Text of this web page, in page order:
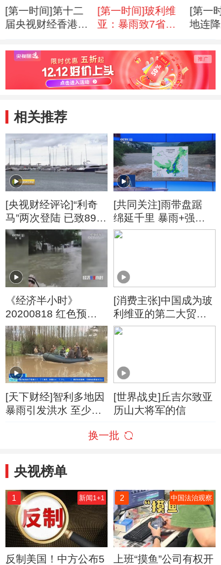
[第一时间]第十二
届央视财经香港论
展的内生动力”
[第一时间]玻利维
亚：暴雨致7省受
[第一
地连
相关推荐
[央视财经评论]“利奇
马”两次登陆 已致897
万人受灾
[共同关注]雨带盘踞
绵延千里 暴雨+强对
流双预警
《经济半小时》
20200818 红色预警
吹响救援“集结号”
[消费主张]中国成为玻
利维亚的第二大贸易
伙伴国
[天下财经]智利多地因
暴雨引发洪水 至少2
[世界战史]丘吉尔致亚
历山大将军的信
换一批
央视榜单
1 新闻1+1
反制美国！中方公布5
2 中国法治观察
上班“摸鱼”公司有权开